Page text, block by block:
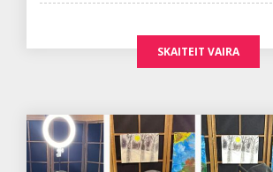
SKAITEIT VAIRA